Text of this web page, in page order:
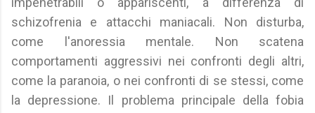
schizofrenia e attacchi maniacali. Non disturba,
come l'anoressia mentale. Non scatena
comportamenti aggressivi nei confronti degli altri,
come la paranoia, o nei confronti di se stessi, come
la depressione. Il problema principale della fobia